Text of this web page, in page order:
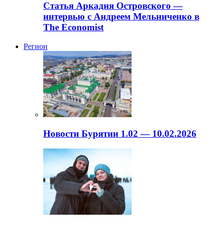
Статья Аркадия Островского —
интервью с Андреем Мельниченко в
The Economist
Регион
Новости Бурятии 1.02 — 10.02.2026